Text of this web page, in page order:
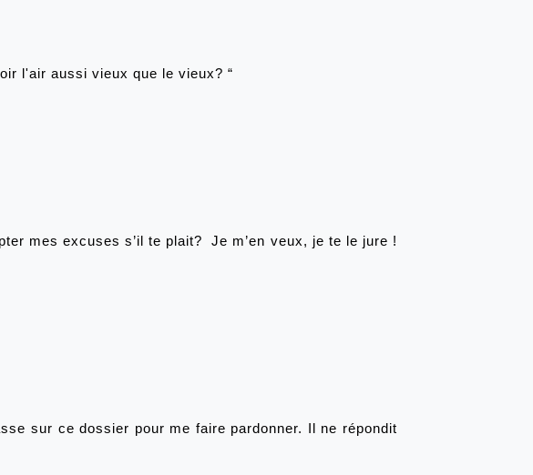
l'air aussi vieux que le vieux? “
mes excuses s’il te plait?  Je m’en veux, je te le jure !
sur ce dossier pour me faire pardonner. Il ne répondit